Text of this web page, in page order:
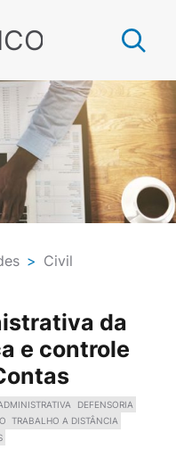
> Civil
da
e controle
DEFENSORIA
TRABALHO A DISTÂNCIA